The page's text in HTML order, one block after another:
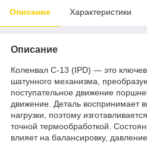
Описание Характеристики
Описание
Коленвал C-13 (IPD) — это
шатунного механизма,
поступательное движение
движение. Деталь воспринимает
нагрузки, поэтому
точной термообработкой.
влияет на балансировку,